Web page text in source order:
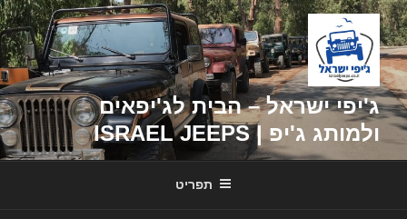
דילוג
לתוכן
ג'יפי ישראל – הבית לג'יפאים
ולמותג ג'יפ | ISRAEL JEEPS
תפריט